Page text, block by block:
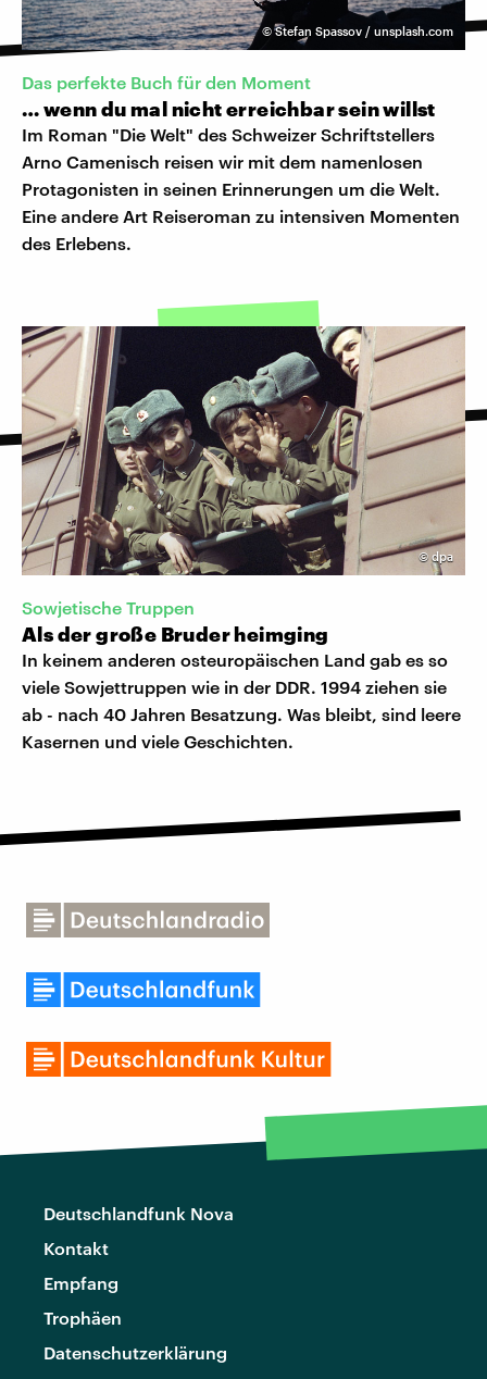
©Stefan Spassov / unsplash.com
Das perfekte Buch für den Moment
… wenn du mal nicht erreichbar sein willst
Im Roman "Die Welt" des Schweizer Schriftstellers
Arno Camenisch reisen wir mit dem namenlosen
Protagonisten in seinen Erinnerungen um die Welt.
Eine andere Art Reiseroman zu intensiven Momenten
des Erlebens.
© dpa
Sowjetische Truppen
Als der große Bruder heimging
In keinem anderen osteuropäischen Land gab es so
viele Sowjettruppen wie in der DDR. 1994 ziehen sie
ab - nach 40 Jahren Besatzung. Was bleibt, sind leere
Kasernen und viele Geschichten.
Deutschlandfunk Nova
Kontakt
Empfang
Trophäen
Datenschutzerklärung